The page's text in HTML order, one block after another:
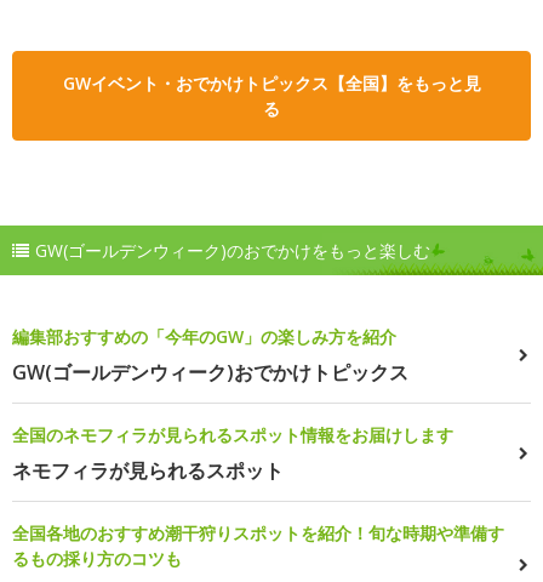
GWイベント・おでかけトピックス【全国】をもっと見
る
GW(ゴールデンウィーク)のおでかけをもっと楽しむ
編集部おすすめの「今年のGW」の楽しみ方を紹介
GW(ゴールデンウィーク)おでかけトピックス
全国のネモフィラが見られるスポット情報をお届けします
ネモフィラが見られるスポット
全国各地のおすすめ潮干狩りスポットを紹介！旬な時期や準備す
るもの採り方のコツも